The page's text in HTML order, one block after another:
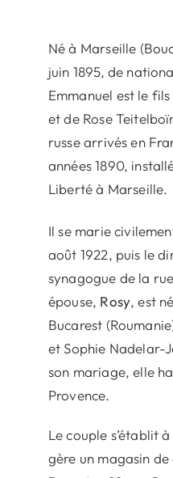
Né à Marseille
juin 1895, de
Emmanuel est le
et de Rose
russe arrivés en
années 1890,
Liberté à Marseille.
Il se marie
août 1922, puis le
synagogue de la
épouse, Rosy, est
Bucarest
et Sophie Nadelar-
son mariage, elle
Provence.
Le couple s’établit
gère un magasin